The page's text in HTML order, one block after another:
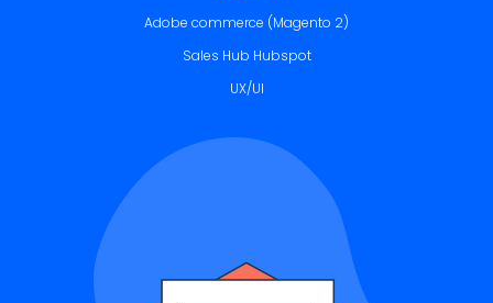
Adobe commerce (Magento 2)
Sales Hub Hubspot
UX/UI